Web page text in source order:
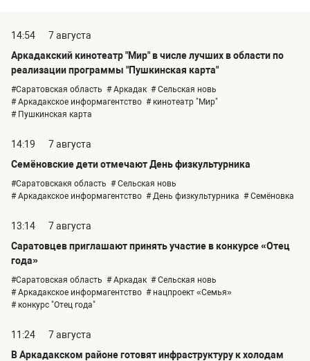
14:54
7 августа
Аркадакский кинотеатр "Мир" в числе лучших в области по
реализации программы "Пушкинская карта"
#Саратовская область # Аркадак # Сельская новь
# Аркадакское информагентство # кинотеатр "Мир"
# Пушкинская карта
14:19
7 августа
Семёновские дети отмечают День физкультурника
#Саратовскакя область # Сельская новь
# Аркадакское информагентство # День физкультурника # Семёновка
13:14
7 августа
Саратовцев приглашают принять участие в конкурсе «Отец
года»
#Саратовская область # Аркадак # Сельская новь
# Аркадакское информагентство # нацпроект «Семья»
# конкурс "Отец года"
11:24
7 августа
В Аркадакском районе готовят инфраструктуру к холодам